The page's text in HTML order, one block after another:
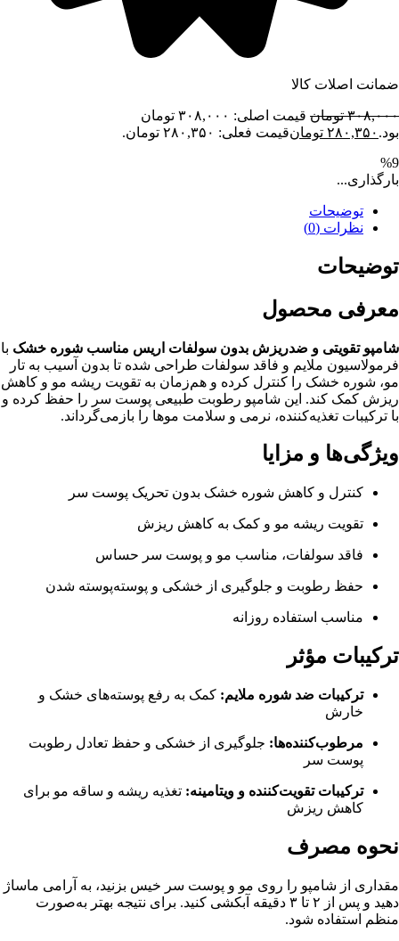
ضمانت اصلات کالا
۳۰۸,۰۰۰ تومان
قیمت اصلی: ۳۰۸,۰۰۰ تومان
بود. ۲۸۰,۳۵۰ تومانقیمت فعلی: ۲۸۰,۳۵۰ تومان.
%9
بارگذاری...
توضیحات
نظرات (0)
توضیحات
معرفی محصول
شامپو تقویتی و ضدریزش بدون سولفات اریس مناسب شوره خشک با
فرمولاسیون ملایم و فاقد سولفات طراحی شده تا بدون آسیب به تار
مو، شوره خشک را کنترل کرده و هم‌زمان به تقویت ریشه مو و کاهش
ریزش کمک کند. این شامپو رطوبت طبیعی پوست سر را حفظ کرده و
با ترکیبات تغذیه‌کننده، نرمی و سلامت موها را بازمی‌گرداند.
ویژگی‌ها و مزایا
کنترل و کاهش شوره خشک بدون تحریک پوست سر
تقویت ریشه مو و کمک به کاهش ریزش
فاقد سولفات، مناسب مو و پوست سر حساس
حفظ رطوبت و جلوگیری از خشکی و پوسته‌پوسته شدن
مناسب استفاده روزانه
ترکیبات مؤثر
ترکیبات ضد شوره ملایم: کمک به رفع پوسته‌های خشک و
خارش
مرطوب‌کننده‌ها: جلوگیری از خشکی و حفظ تعادل رطوبت
پوست سر
ترکیبات تقویت‌کننده و ویتامینه: تغذیه ریشه و ساقه مو برای
کاهش ریزش
نحوه مصرف
مقداری از شامپو را روی مو و پوست سر خیس بزنید، به آرامی ماساژ
دهید و پس از ۲ تا ۳ دقیقه آبکشی کنید. برای نتیجه بهتر به‌صورت
منظم استفاده شود.